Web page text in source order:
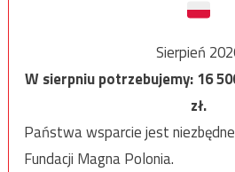
Sierpień
W sierpniu potrzebujemy:16
zł.
Państwa wsparcie jest
Fundacji Magna Polonia.